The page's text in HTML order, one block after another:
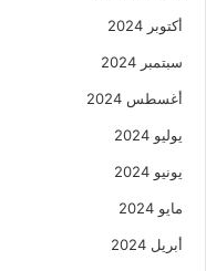
أكتوبر 2024
سبتمبر 2024
أغسطس 2024
يوليو 2024
يونيو 2024
مايو 2024
أبريل 2024